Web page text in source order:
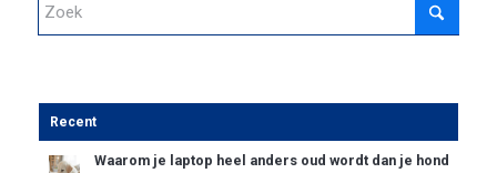
Recent
Waarom je laptop heel anders oud wordt dan je hond